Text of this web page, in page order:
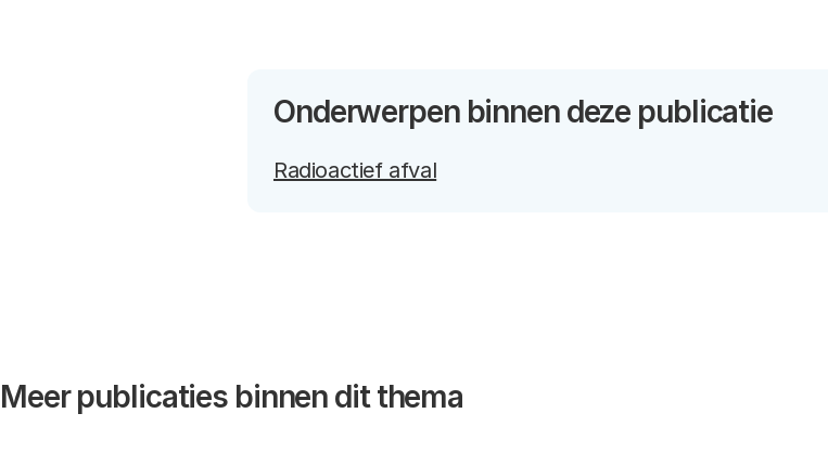
Onderwerpen binnen deze publicatie
Radioactief afval
Meer publicaties binnen dit thema